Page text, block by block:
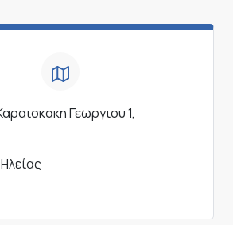
Γεωργιου 1,